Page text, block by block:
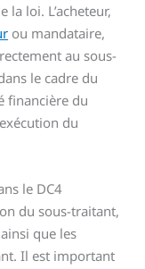
loi. L’acheteur,
ou mandataire,
au sous-
le cadre du
financière du
du
le DC4
du sous-traitant,
que les
Il est important